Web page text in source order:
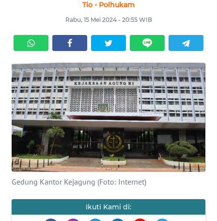
Tio - Polhukam
Rabu, 15 Mei 2024 - 20:55 WIB
Gedung Kantor Kejagung (Foto: Internet)
Ikuti Kami di:
KRIMINAL
EKUIN
SAINS-TEKNO
KESEHATAN
INTERNASIONAL
SERBA-SERBI
PENDIDIKAN